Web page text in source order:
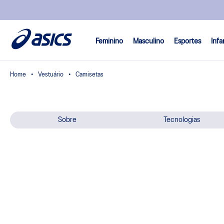
Feminino Masculino Esportes
Vestuário Camisetas
Sobre Tecnologias